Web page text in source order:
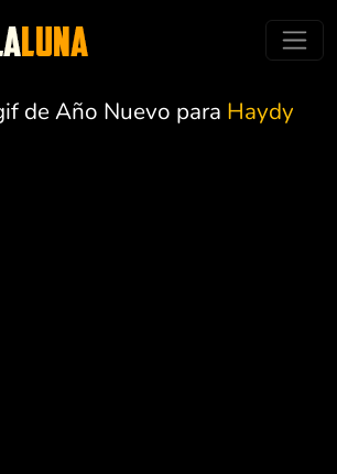
de Año Nuevo para Haydy